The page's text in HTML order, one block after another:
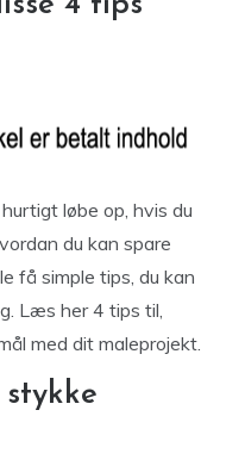
løbe op, hvis du
du kan spare
få simple tips, du kan
Læs her 4 tips til,
med dit maleprojekt.